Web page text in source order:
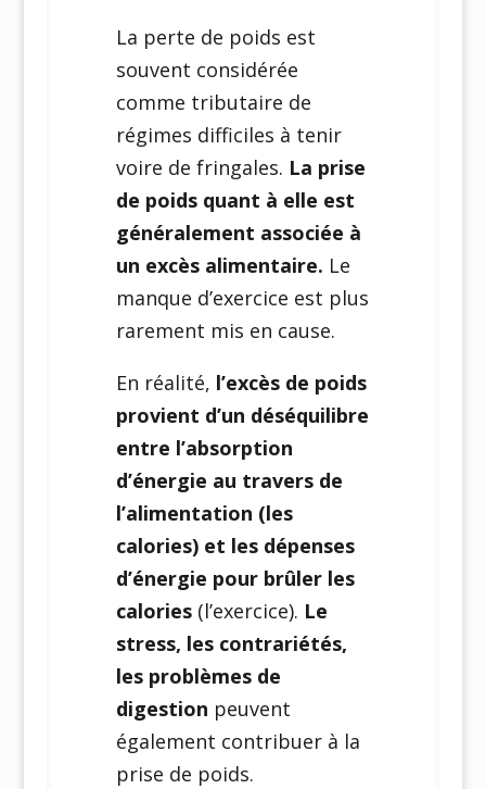
La perte de poids est
souvent considérée
comme tributaire de
régimes difficiles à tenir
voire de fringales. La prise
de poids quant à elle est
généralement associée à
un excès alimentaire. Le
manque d’exercice est plus
rarement mis en cause.
En réalité, l’excès de poids
provient d’un déséquilibre
entre l’absorption
d’énergie au travers de
l’alimentation (les
calories) et les dépenses
d’énergie pour brûler les
calories(l’exercice). Le
stress, les contrariétés,
les problèmes de
digestion peuvent
également contribuer à la
prise de poids.